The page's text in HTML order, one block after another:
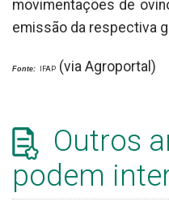
movimentações de
emissão da respectiva
Fonte: IFAP (via Agroportal)
Outros
podem